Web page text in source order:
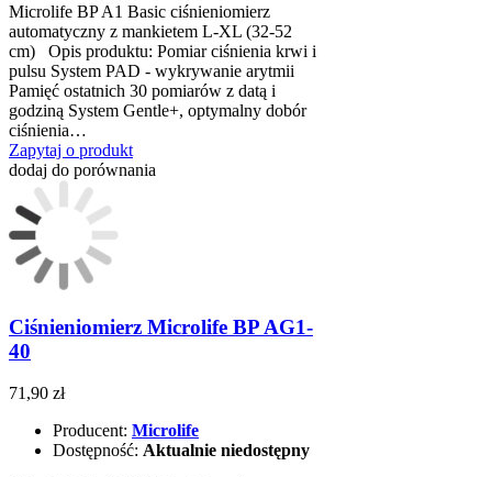
Microlife BP A1 Basic ciśnieniomierz
automatyczny z mankietem L-XL (32-52
cm) Opis produktu: Pomiar ciśnienia krwi i
pulsu System PAD - wykrywanie arytmii
Pamięć ostatnich 30 pomiarów z datą i
godziną System Gentle+, optymalny dobór
ciśnienia…
Zapytaj o produkt
dodaj do porównania
Ciśnieniomierz Microlife BP AG1-
40
71,90 zł
Producent: Microlife
Dostępność: Aktualnie niedostępny